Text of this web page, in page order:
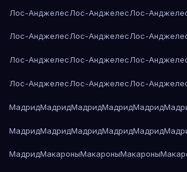
Лос-АнджелесЛос-АнджелесЛос-
Лос-АнджелесЛос-АнджелесЛос-
Лос-АнджелесЛос-АнджелесЛос-
Лос-АнджелесЛос-АнджелесЛос-
МадридМадридМадридМадридМадрид
МадридМадридМадридМадридМадрид
МадридМакароныМакароныМакароны